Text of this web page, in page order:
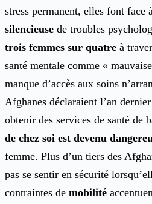
stress permanent, elles font face
silencieuse de troubles
trois femmes sur quatre à
santé mentale comme «
manque d’accès aux soins
Afghanes déclaraient l’an
obtenir des services de santé de
de chez soi est devenu
femme. Plus d’un tiers des
pas se sentir en sécurité
contraintes de mobilité